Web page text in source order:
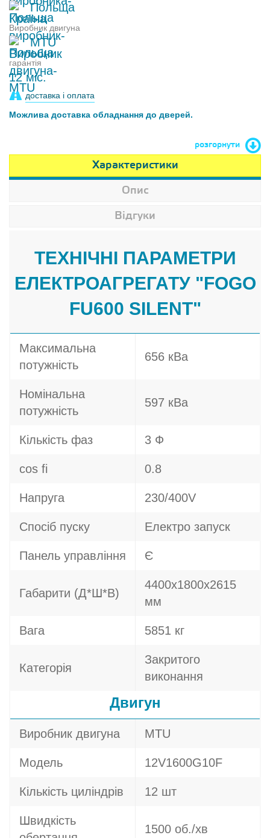
Польща
Виробник двигуна
MTU
гарантія
12 міс.
доставка і оплата
Можлива доставка обладнання до дверей.
розгорнути
Характеристики
Опис
Відгуки
ТЕХНІЧНІ ПАРАМЕТРИ
ЕЛЕКТРОАГРЕГАТУ "FOGO
FU600 SILENT"
Максимальна
потужність
656 кВа
Номінальна
потужність
597 кВа
Кількість фаз 3 Ф
cos fi 0.8
Напруга 230/400V
Спосіб пуску Електро запуск
Панель управління Є
Габарити (Д*Ш*В)
4400х1800х2615
мм
Вага 5851 кг
Категорія
Закритого
виконання
Двигун
Виробник двигуна MTU
Модель 12V1600G10F
Кількість циліндрів 12 шт
Швидкість
1500 об./хв